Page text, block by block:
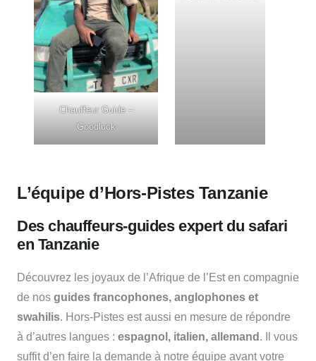
Chauffeur Guide –
Goodluck
L’équipe d’Hors-Pistes Tanzanie
Des chauffeurs-guides expert du safari
en Tanzanie
Découvrez les joyaux de l’Afrique de l’Est en compagnie
de nos guides francophones, anglophones et
swahilis. Hors-Pistes est aussi en mesure de répondre
à d’autres langues : espagnol, italien, allemand . Il vous
suffit d’en faire la demande à notre équipe avant votre